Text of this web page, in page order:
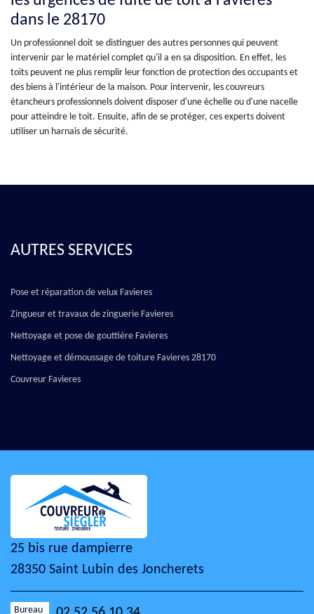
dans le 28170
Un professionnel doit se distinguer des autres personnes qui peuvent
intervenir par le matériel complet qu'il a en sa disposition. En effet, les
toits peuvent ne plus remplir leur fonction de protection des occupants et
des biens à l'intérieur de la maison. Pour intervenir, les couvreurs
étancheurs professionnels doivent disposer d'une échelle ou d'une nacelle
pour atteindre le toit. Ensuite, afin de se protéger, ces experts doivent
utiliser un harnais de sécurité.
AUTRES SERVICES
Pose et réparation de velux Favieres
Zingueur et travaux de zinguerie Favieres
Nettoyage et pose de gouttière Favieres
Nettoyage et démoussage de toiture Favieres 28170
Couvreur Favieres
25 bis rue dampierre
28350 Saint Lubin des Joncherets
Bureau